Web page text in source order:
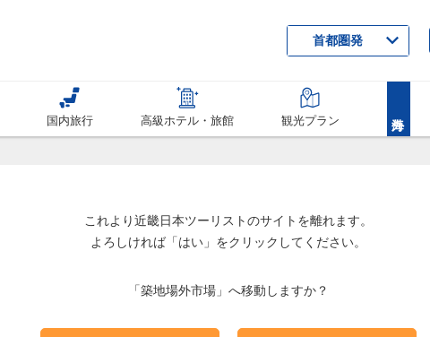
首都圏発
国内旅行 高級ホテル・旅館 観光プラン
これより近畿日本ツーリストのサイトを離れます。
よろしければ「はい」をクリックしてください。
「築地場外市場」へ移動しますか？